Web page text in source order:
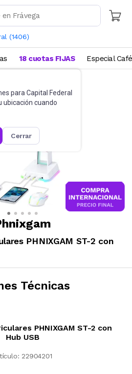
(1406)
para Capital Federal
ubicación cuando
cerrar
18 cuotas FIJAS Especial Café
PHNIXGAM ST-2 con
Técnicas
PHNIXGAM ST-2 con
Hub USB
22904201